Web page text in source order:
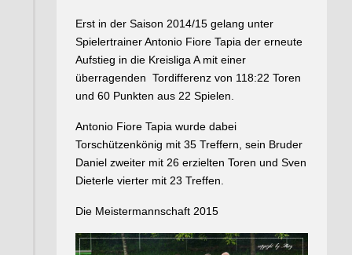
Erst in der Saison 2014/15 gelang unter
Spielertrainer Antonio Fiore Tapia der erneute
Aufstieg in die Kreisliga A mit einer
überragenden Tordifferenz von 118:22 Toren
und 60 Punkten aus 22 Spielen.
Antonio Fiore Tapia wurde dabei
Torschützenkönig mit 35 Treffern, sein Bruder
Daniel zweiter mit 26 erzielten Toren und Sven
Dieterle vierter mit 23 Treffen.
Die Meistermannschaft 2015